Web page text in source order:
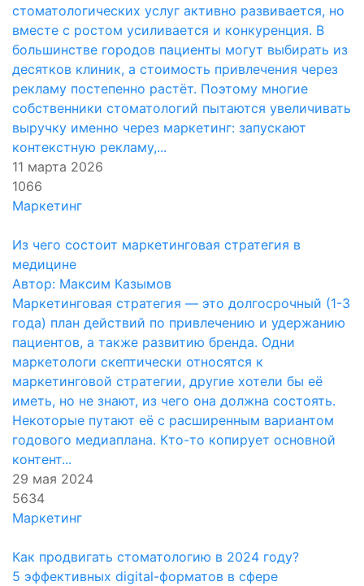
стоматологических услуг активно развивается, но
вместе с ростом усиливается и конкуренция. В
большинстве городов пациенты могут выбирать из
десятков клиник, а стоимость привлечения через
рекламу постепенно растёт. Поэтому многие
собственники стоматологий пытаются увеличивать
выручку именно через маркетинг: запускают
контекстную рекламу,...
11 марта 2026
1066
Маркетинг
Из чего состоит маркетинговая стратегия в
медицине
Автор: Максим Казымов
Маркетинговая стратегия — это долгосрочный (1-3
года) план действий по привлечению и удержанию
пациентов, а также развитию бренда. Одни
маркетологи скептически относятся к
маркетинговой стратегии, другие хотели бы её
иметь, но не знают, из чего она должна состоять.
Некоторые путают её с расширенным вариантом
годового медиаплана. Кто-то копирует основной
контент...
29 мая 2024
5634
Маркетинг
Как продвигать стоматологию в 2024 году?
5 эффективных digital-форматов в сфере